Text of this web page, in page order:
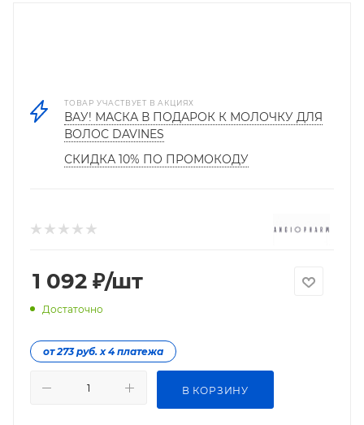
ТОВАР УЧАСТВУЕТ В АКЦИЯХ
ВАУ! МАСКА В ПОДАРОК К МОЛОЧКУ ДЛЯ
ВОЛОС DAVINES
СКИДКА 10% ПО ПРОМОКОДУ
1 092 ₽/шт
Достаточно
от 273 руб. х 4 платежа
В КОРЗИНУ